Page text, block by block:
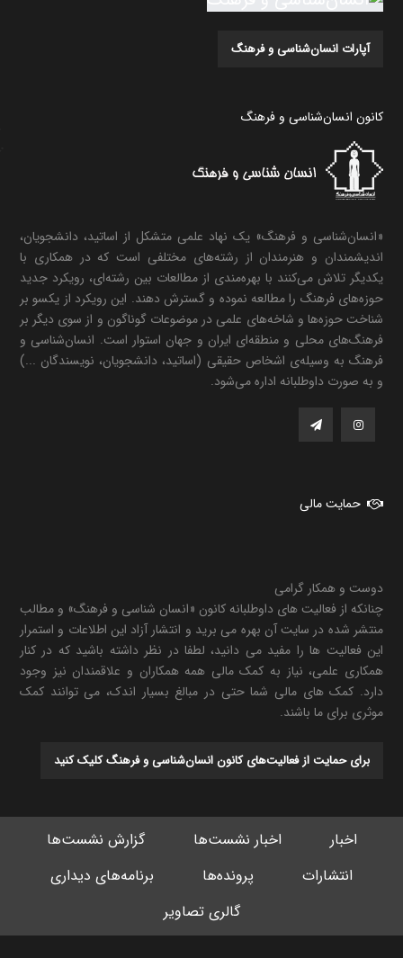
آپارات انسان‌شناسی و فرهنگ
کانون انسان‌شناسی و فرهنگ
«انسان‌شناسی و فرهنگ» یک نهاد علمی متشکل از اساتید، دانشجویان،
اندیشمندان و هنرمندان از رشته‌های مختلفی است که در همکاری با
یکدیگر تلاش می‌کنند با بهره‌مندی از مطالعات بین رشته‌ای، رویکرد جدید
حوزه‌های فرهنگ را مطالعه نموده و گسترش دهند. این رویکرد از یکسو بر
شناخت حوزه‌ها و شاخه‌های علمی در موضوعات گوناگون و از سوی دیگر بر
فرهنگ‌های محلی و منطقه‌ای ایران و جهان استوار است. انسان‌شناسی و
فرهنگ به وسیله‌ی اشخاص حقیقی (اساتید، دانشجویان، نویسندگان ...)
و به صورت داوطلبانه اداره می‌شود.
حمایت مالی
دوست و همکار گرامی
چنانکه از فعالیت های داوطلبانه کانون «انسان شناسی و فرهنگ» و مطالب
منتشر شده در سایت آن بهره می برید و انتشار آزاد این اطلاعات و استمرار
این فعالیت ها را مفید می دانید، لطفا در نظر داشته باشید که در کنار
همکاری علمی، نیاز به کمک مالی همه همکاران و علاقمندان نیز وجود
دارد. کمک های مالی شما حتی در مبالغ بسیار اندک، می توانند کمک
موثری برای ما باشند.
برای حمایت از فعالیت‌های کانون انسان‌شناسی و فرهنگ کلیک کنید
اخبار اخبار نشست‌ها
گزارش نشست‌ها
انتشارات
پرونده‌ها
برنامه‌های دیداری
گالری تصاویر